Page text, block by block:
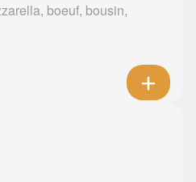
boeuf, bousin,